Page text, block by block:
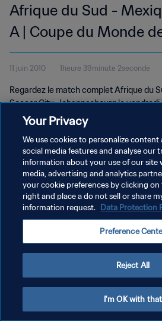
Afrique du Sud -
A | Coupe du Monde
Afrique du Sud 2010™
complet
11 juin 2010 1heure 39minute 2seconde
Regardez le match complet Afrique du
Soccer City, Johannesbourg le vendredi
POLITIQUE DE CONFIDENTIALITÉ
CONDITIONS D'UTILISATION
GÉRER VOS PRÉFÉRENCES SUR LES COOKIES
Your Privacy
We use cookies to personalize content
social media features and analyse our
information about your use of our site
media, advertising and analytics
your cookie preferences by clicking
right and place a do not sell or share
information request. Data Protection
Preference
Reject All
I'm OK with that